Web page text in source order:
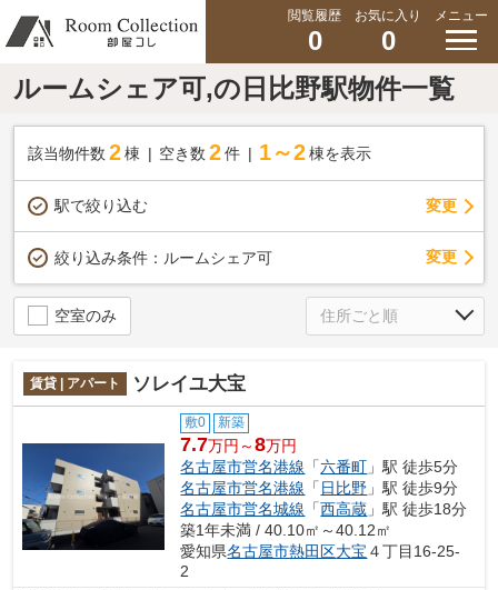
閲覧履歴
0
お気に入り
0
メニュー
ルームシェア可,の日比野駅物件一覧
該当物件数 2棟 空き数 2 件 1～2 棟を表示
駅で絞り込む 変更
絞り込み条件： ルームシェア可 変更
空室のみ
賃貸 | アパート ソレイユ大宝
敷0 新築
7.7万円～8万円
名古屋市営名港線 「六番町 」駅 徒歩5分
名古屋市営名港線 「 日比野 」駅 徒歩9分
名古屋市営名城線 「西高蔵 」駅 徒歩18分
築1年未満 / 40.10㎡～40.12㎡
愛知県名古屋市熱田区大宝 ４丁目16-25-
2